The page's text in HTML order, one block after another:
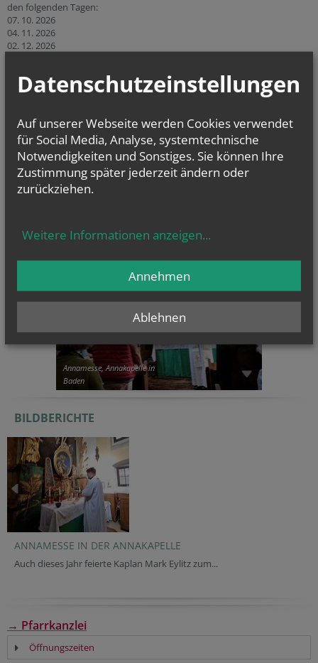
den folgenden Tagen:
07. 10. 2026
04. 11. 2026
02. 12. 2026
Annamesse, Annakapelle in
Baden
BILDBERICHTE
ANNAMESSE IN DER ANNAKAPELLE
Auch dieses Jahr feierte Kaplan Mark Eylitz zum...
→ Pfarrkanzlei
Öffnungszeiten
Datenschutzeinstellungen
Auf unserer Webseite werden Cookies verwendet
für Social Media, Analyse, systemtechnische
Notwendigkeiten und Sonstiges. Sie können Ihre
Zustimmung später jederzeit ändern oder
zurückziehen.
Weitere Informationen anzeigen...
Ablehnen
Annehmen